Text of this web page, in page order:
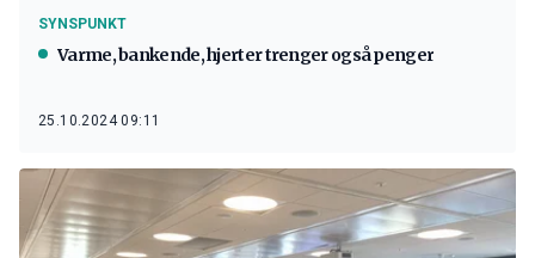
SYNSPUNKT
Varme, bankende, hjerter trenger også penger
25.10.2024 09:11